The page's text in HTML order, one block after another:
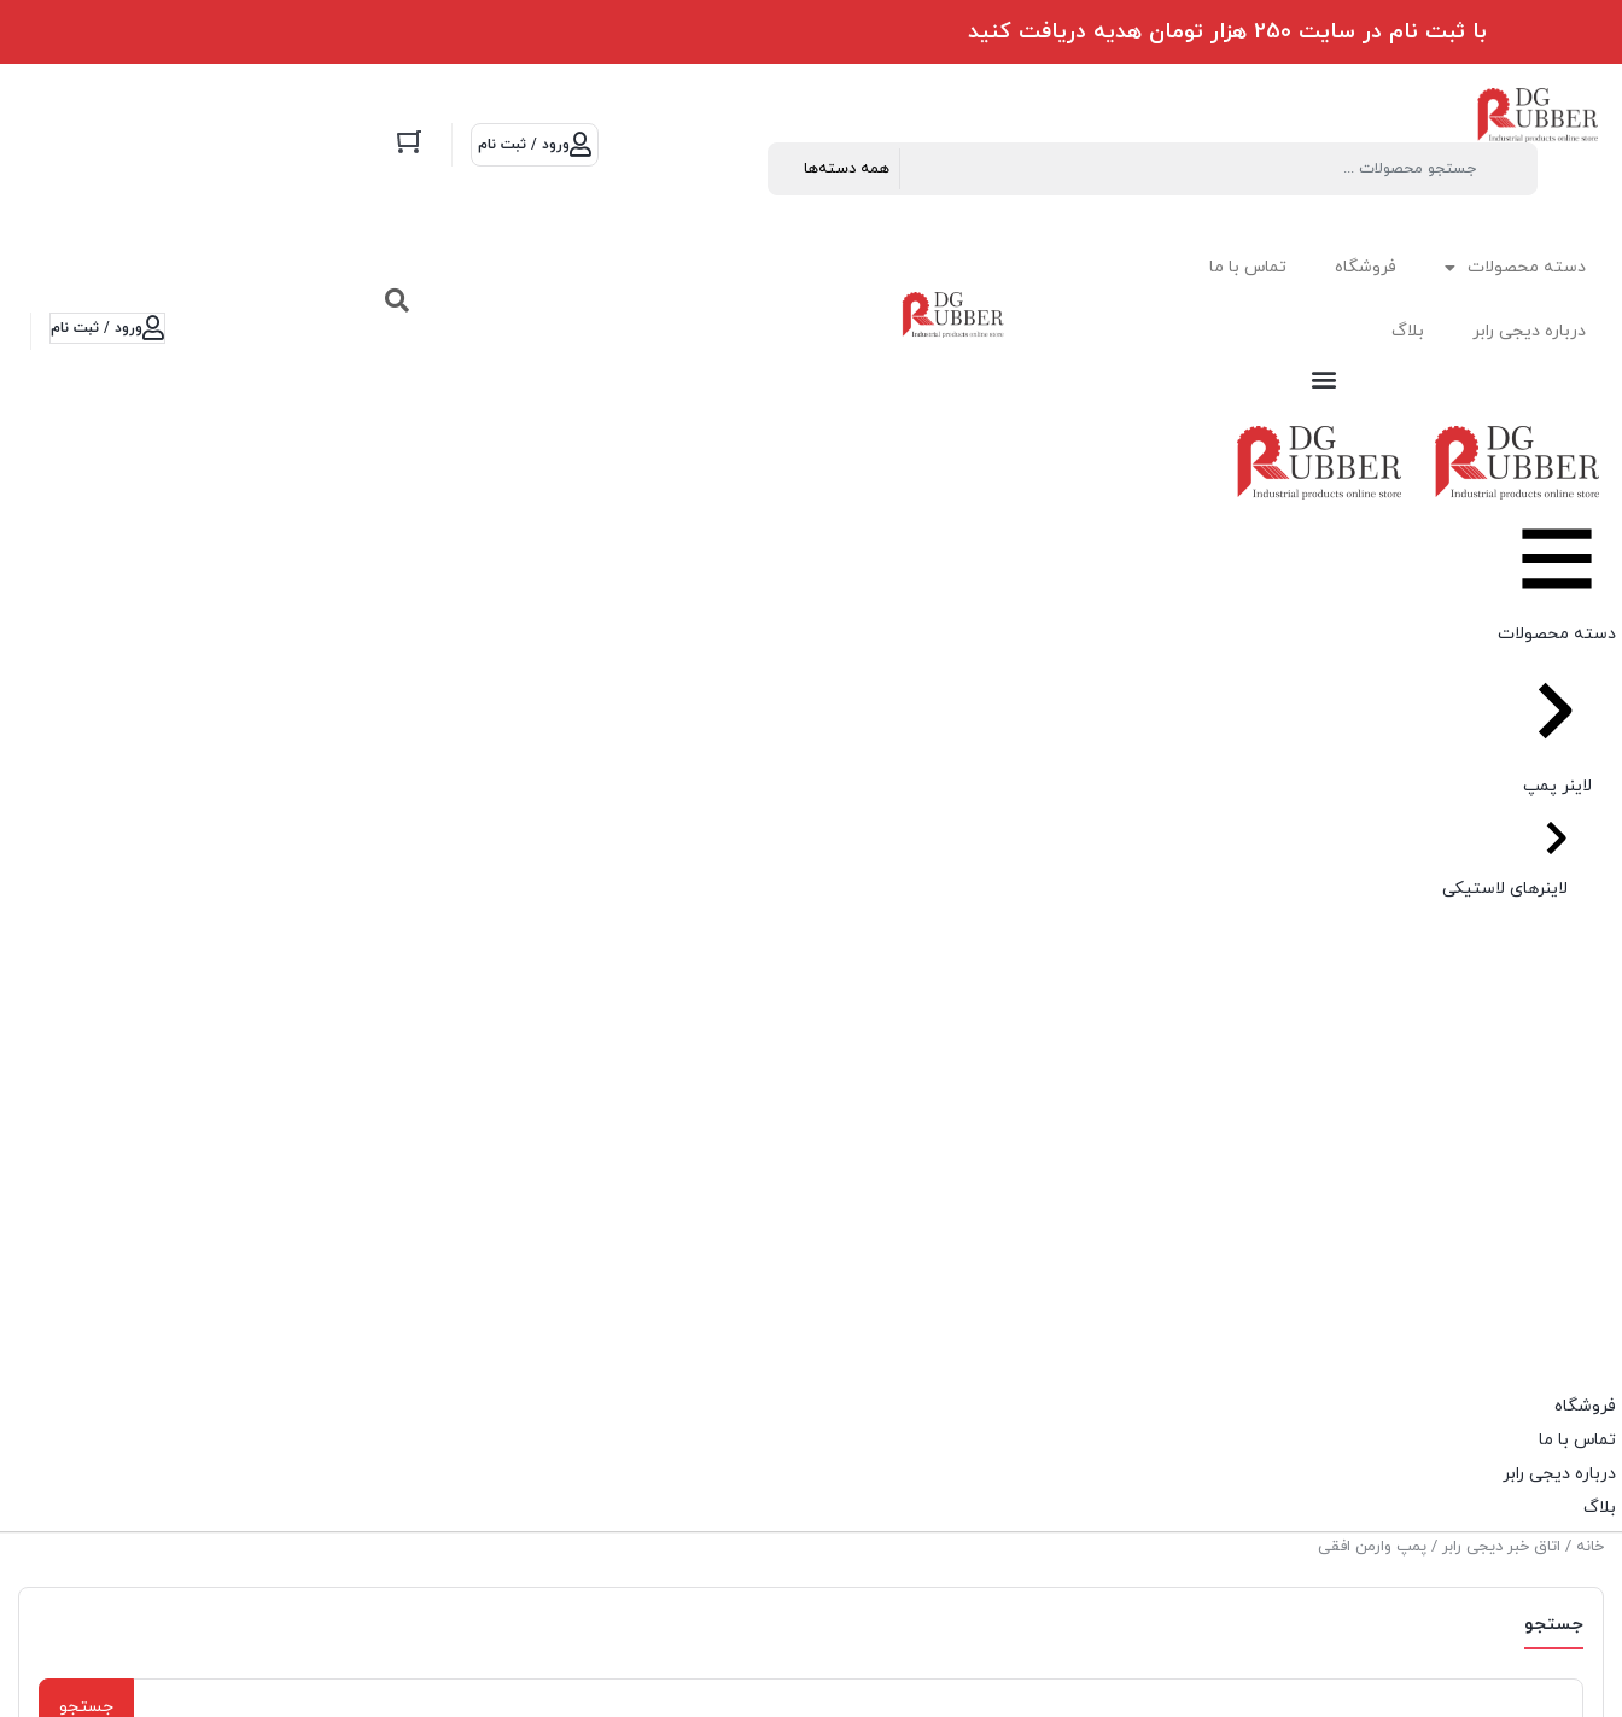
با ثبت نام در سایت 250 هزار تومان هدیه دریافت کنید
ورود / ثبت نام
دسته محصولات فروشگاه تماس با ما
درباره دیجی رابر بلاگ ورود / ثبت نام
دسته محصولات
لاینر پمپ
لاینرهای لاستیکی
فروشگاه
تماس با ما
درباره دیجی رابر
بلاگ
خانه / اتاق خبر دیجی رابر / پمپ وارمن افقی
جستجو